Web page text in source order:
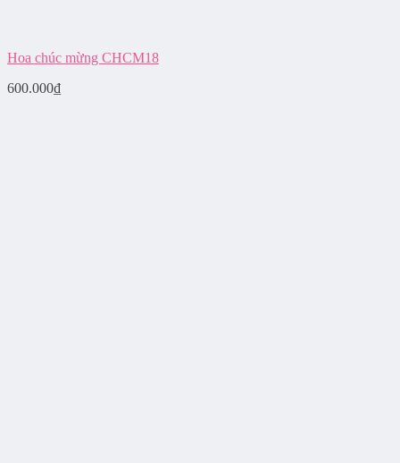
Hoa chúc mừng CHCM18
600.000₫